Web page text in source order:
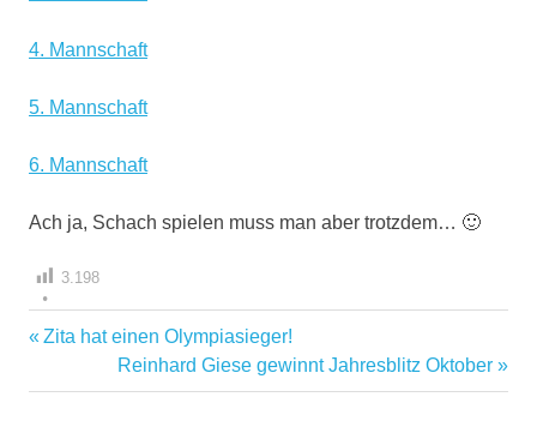
4. Mannschaft
5. Mannschaft
6. Mannschaft
Ach ja, Schach spielen muss man aber trotzdem… 🙂
3.198
Beitragsnavigation
Vorheriger
Zita hat einen Olympiasieger!
Nächster
Beitrag:
Reinhard Giese gewinnt Jahresblitz Oktober